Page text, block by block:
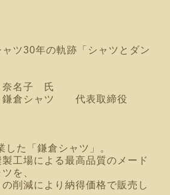
30年の軌跡「シャツとダン
奈名子 氏
代表取締役
た「鎌倉シャツ」。
工場による最高品質のメード
を、
削減により納得価格で販売し